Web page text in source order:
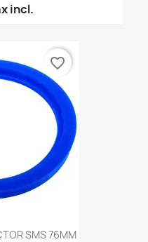
incl.
SMS 76MM
favorite_border